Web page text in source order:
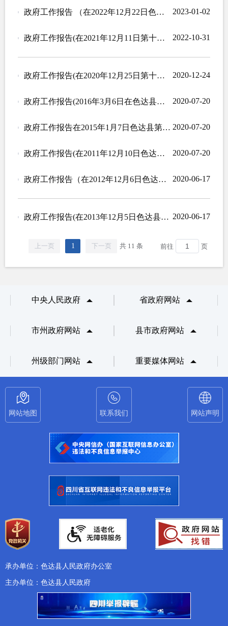
政府工作报告 （在2022年12月22日色达县第十五届人民代表大会第二次会议上） 2023-01-02
政府工作报告(在2021年12月11日第十五届人民代表大会第一次会议上) 2022-10-31
政府工作报告(在2020年12月25日第十四届人民代表大会第五次会议上) 2020-12-24
政府工作报告(2016年3月6日在色达县第十三届人民代表大会第五次会议上) 2020-07-20
政府工作报告在2015年1月7日色达县第十三届人民代表大会第四次会议上 2020-07-20
政府工作报告(在2011年12月10日色达县第十三届人民代表大会第一次会议上） 2020-07-20
政府工作报告（在2012年12月6日色达县第十三届人民代表大会第二次会议上） 2020-06-17
政府工作报告(在2013年12月5日色达县第十三届人民代表大会第三次会议上) 2020-06-17
上一页 1 下一页 共 11 条 前往 页
中央人民政府 省政府网站
市州政府网站 县市政府网站
州级部门网站 重要媒体网站
网站地图 联系我们 网站声明
承办单位：色达县人民政府办公室
主办单位：色达县人民政府